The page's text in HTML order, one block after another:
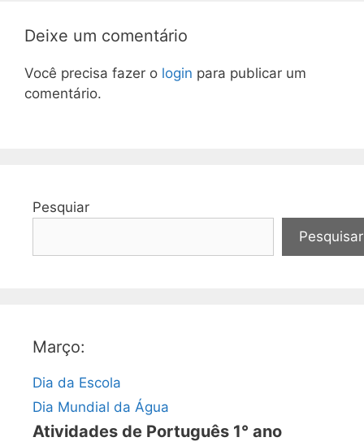
Deixe um comentário
Você precisa fazer o login para publicar um
comentário.
Pesquiar
Pesquisar
Março:
Dia da Escola
Dia Mundial da Água
Atividades de Português 1° ano